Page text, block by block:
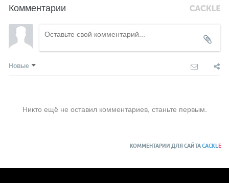
Комментарии
Новые
Никто ещё не оставил комментариев, станьте первым.
КОММЕНТАРИИ ДЛЯ САЙТАCACKLE